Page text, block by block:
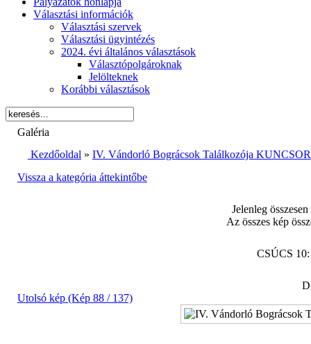
Választási információk
Választási szervek
Választási ügyintézés
2024. évi általános választások
Választópolgároknak
Jelölteknek
Korábbi választások
Galéria
Kezdőoldal » IV. Vándorló Bográcsok Találkozója
Vissza a kategória áttekintőbe
Jelenleg
Az összes kép
CSÚCS
Utolsó kép (Kép 88 / 137)